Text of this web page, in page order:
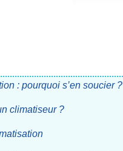
: pourquoi s’en soucier ?
climatiseur ?